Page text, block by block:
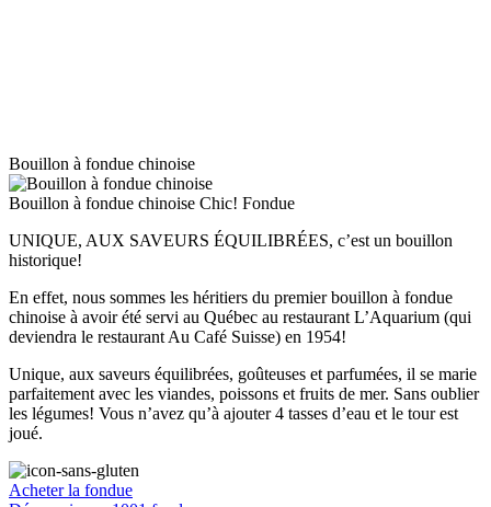
Bouillon à fondue chinoise
Bouillon à fondue chinoise Chic! Fondue
UNIQUE, AUX SAVEURS ÉQUILIBRÉES, c’est un bouillon
historique!
En effet, nous sommes les héritiers du premier bouillon à fondue
chinoise à avoir été servi au Québec au restaurant L’Aquarium (qui
deviendra le restaurant Au Café Suisse) en 1954!
Unique, aux saveurs équilibrées, goûteuses et parfumées, il se marie
parfaitement avec les viandes, poissons et fruits de mer. Sans oublier
les légumes! Vous n’avez qu’à ajouter 4 tasses d’eau et le tour est
joué.
Acheter la fondue